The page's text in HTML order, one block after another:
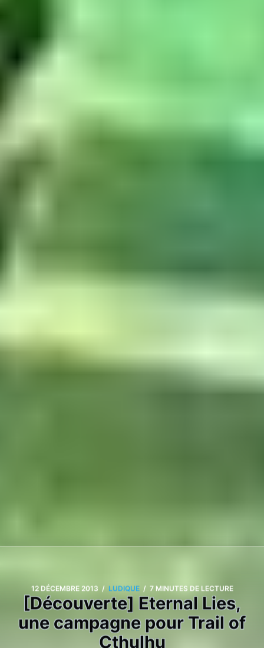
12 DÉCEMBRE 2013 / LUDIQUE / 7 MINUTES DE LECTURE
[Découverte] Eternal Lies,
une campagne pour Trail of
Cthulhu